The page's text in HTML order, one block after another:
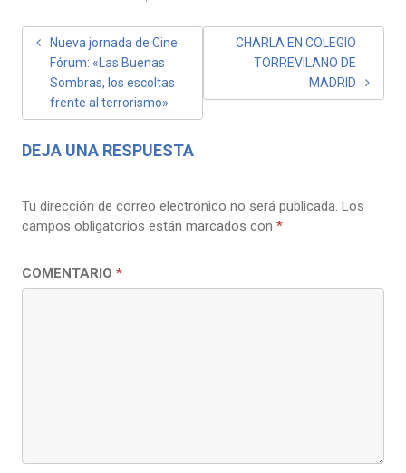
NAVEGACIÓN
ENTRADAS
Nueva jornada de Cine
Fórum: «Las Buenas
Sombras, los escoltas
frente al terrorismo»
CHARLA EN COLEGIO
TORREVILANO DE
MADRID
DEJA UNA RESPUESTA
Tu dirección de correo electrónico no será publicada. Los
campos obligatorios están marcados con *
COMENTARIO *